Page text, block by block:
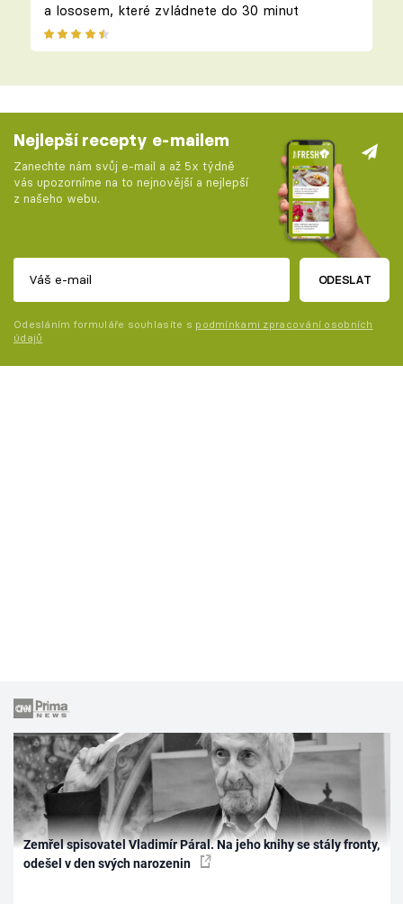
a lososem, které zvládnete do 30 minut
Nejlepší recepty e-mailem
Zanechte nám svůj e-mail a až 5x týdně
vás upozorníme na to nejnovější a nejlepší
z našeho webu.
ODESLAT
Odesláním formuláře souhlasíte s podmínkami zpracování osobních
údajů
Zemřel spisovatel Vladimír Páral. Na jeho knihy se stály fronty,
odešel v den svých narozenin